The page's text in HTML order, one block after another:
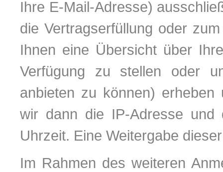
Ihre E-Mail-Adresse)
die Vertragserfüllung oder
Ihnen eine Übersicht über
Verfügung zu stellen oder
anbieten zu können) erheben
wir dann die IP-Adresse und
Uhrzeit. Eine Weitergabe
Im Rahmen des weiteren